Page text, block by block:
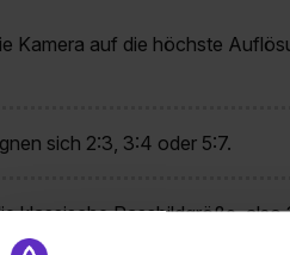
Kamera auf die höchste
sich 2:3, 3:4 oder 5:7.
klassische Passbildgröße,
auch an.